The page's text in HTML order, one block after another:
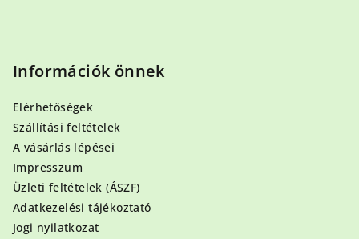
Információk önnek
Elérhetőségek
Szállítási feltételek
A vásárlás lépései
Impresszum
Üzleti feltételek (ÁSZF)
Adatkezelési tájékoztató
Jogi nyilatkozat